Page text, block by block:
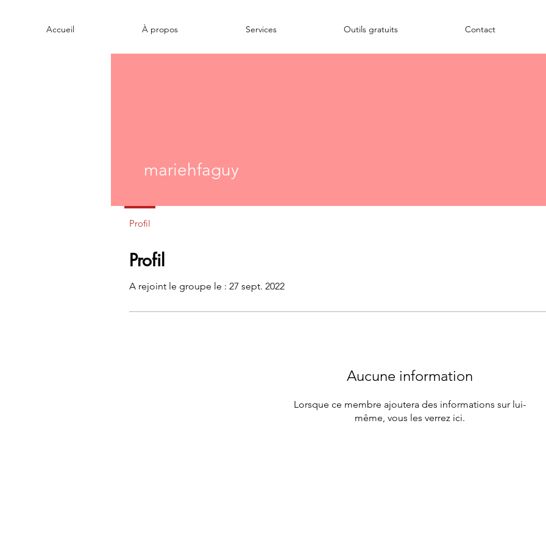
Accueil À propos Services Outils gratuits Contact
Profil
A rejoint le groupe le : 27 sept. 2022
Aucune information
Lorsque ce membre ajoutera des informations sur lui-
même, vous les verrez ici.
mariehfaguy
Profil